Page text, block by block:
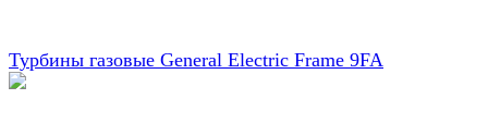
Турбины газовые General Electric Frame 9FA